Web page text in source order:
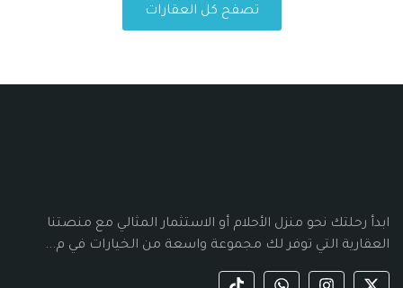
تصفح كل العقارات
ابدأ رحلتك نحو منزل الأحلام أو الاستثمار المثالي مع منصتنا
العقارية التي توفر لك مجموعة واسعة من الخيارات في م...